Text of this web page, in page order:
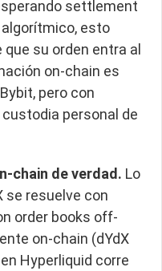
settlement
esto
su orden entra al
on-chain es
pero con
personal de
chain de verdad. Lo
se resuelve con
order books off-
on-chain (dYdX
Hyperliquid corre